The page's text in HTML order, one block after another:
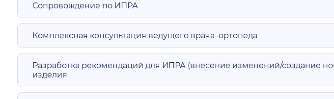
Сопровождение по ИПРА
Комплексная консультация ведущего врача–ортопеда
Разработка рекомендаций для ИПРА (внесение изменений/создание
изделия